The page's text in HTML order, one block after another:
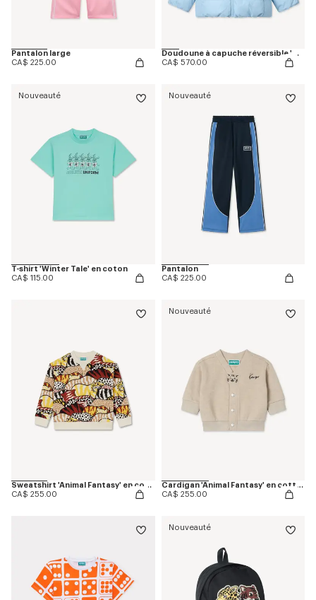
Pantalon large
CA$ 225.00
Doudoune à capuche réversible 'Winter Tale'
CA$ 570.00
Nouveauté
T-shirt 'Winter Tale' en coton
CA$ 115.00
Nouveauté
Pantalon
CA$ 225.00
Sweatshirt 'Animal Fantasy' en coton
CA$ 255.00
Nouveauté
Cardigan 'Animal Fantasy' en cotton
CA$ 255.00
Nouveauté